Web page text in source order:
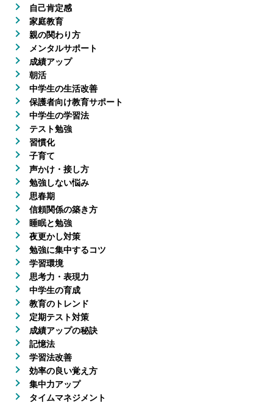
自己肯定感
家庭教育
親の関わり方
メンタルサポート
成績アップ
朝活
中学生の生活改善
保護者向け教育サポート
中学生の学習法
テスト勉強
習慣化
子育て
声かけ・接し方
勉強しない悩み
思春期
信頼関係の築き方
睡眠と勉強
夜更かし対策
勉強に集中するコツ
学習環境
思考力・表現力
中学生の育成
教育のトレンド
定期テスト対策
成績アップの秘訣
記憶法
学習法改善
効率の良い覚え方
集中力アップ
タイムマネジメント